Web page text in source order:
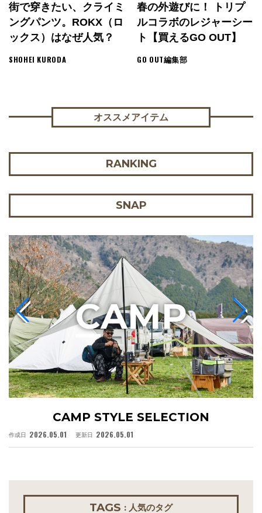
街で穿きたい、クライミ
ングパンツ。ROKX（ロ
ックス）はなぜ人気？
SHOHEI KURODA
春の外遊びに！ トリプ
ルコラボのレジャーシー
ト【買えるGO OUT】
GO OUT編集部
オススメアイテム
RANKING
SNAP
CAMP STYLE SELECTION
作成日 2026.05.01 更新日 2026.05.01
CAMP
TAGS : 人気のタグ